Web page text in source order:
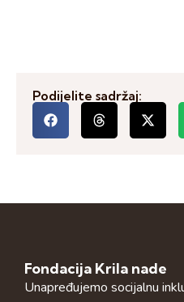
Podijelite sadržaj:
Fondacija Krila nade
Unapređujemo socijalnu